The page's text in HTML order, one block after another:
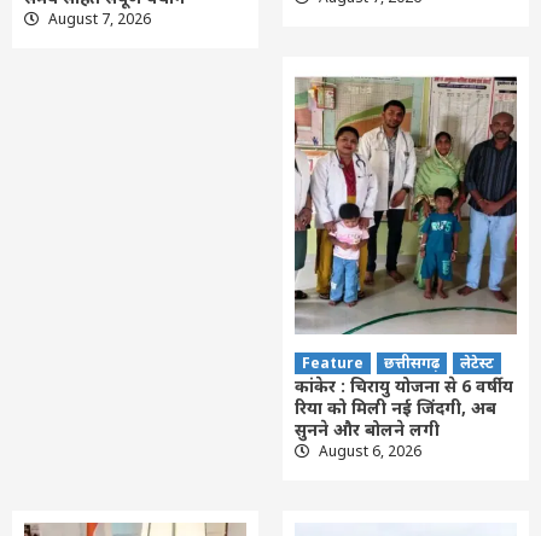
August 7, 2026
Feature छत्तीसगढ़ लेटेस्ट
कांकेर : चिरायु योजना से 6 वर्षीय
रिया को मिली नई जिंदगी, अब
सुनने और बोलने लगी
August 6, 2026